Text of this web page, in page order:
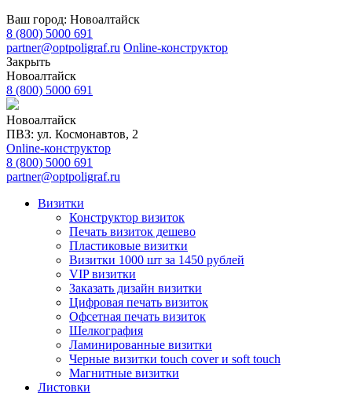
Ваш город: Новоалтайск
8 (800) 5000 691
partner@optpoligraf.ru Online-конструктор
Закрыть
Новоалтайск
8 (800) 5000 691
Новоалтайск
ПВЗ: ул. Космонавтов, 2
Online-конструктор
8 (800) 5000 691
partner@optpoligraf.ru
Визитки
Конструктор визиток
Печать визиток дешево
Пластиковые визитки
Визитки 1000 шт за 1450 рублей
VIP визитки
Заказать дизайн визитки
Цифровая печать визиток
Офсетная печать визиток
Шелкография
Ламинированные визитки
Черные визитки touch cover и soft touch
Магнитные визитки
Листовки